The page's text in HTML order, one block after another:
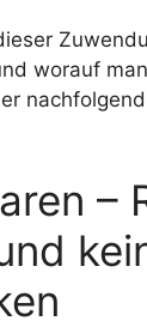
worauf
–